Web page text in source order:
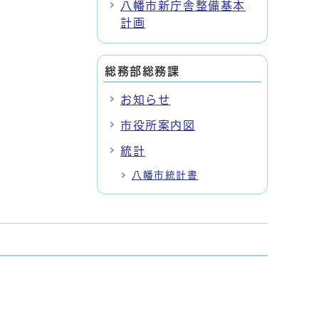
八幡市新庁舎整備基本
計画
総務部総務課
お知らせ
市役所案内図
統計
八幡市統計書